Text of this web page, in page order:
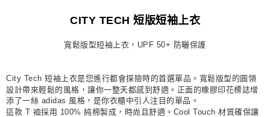
每筆NT$80，滿NT$1,500(含以上)免運費
付款後門市自取
每筆NT$80，滿NT$1,500(含以上)免運費
CITY TECH 短版短袖上衣
寬鬆版型短袖上衣，UPF 50+ 防曬保護
City Tech 短袖上衣是您進行都會探險時的首選單品。寬鬆版型的圓領
設計帶來輕鬆的風格，讓你一整天都感到舒適。正面的橡膠印花標誌增
添了一絲 adidas 風格，是你衣櫃中引人注目的單品。
這款 T 裇採用 100% 純棉製成，時尚且舒適。Cool Touch 材質確保讓